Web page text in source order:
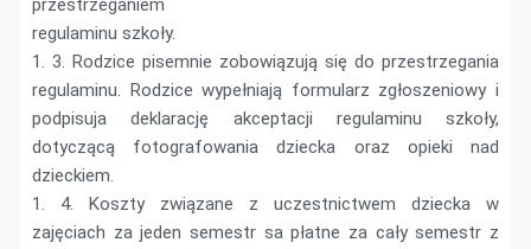
przestrzeganiem
regulaminu szkoły.
1. 3. Rodzice pisemnie zobowiązują się do przestrzegania
regulaminu. Rodzice wypełniają formularz zgłoszeniowy i
podpisuja deklarację akceptacji regulaminu szkoły,
dotyczącą fotografowania dziecka oraz opieki nad
dzieckiem.
1. 4. Koszty związane z uczestnictwem dziecka w
zajęciach za jeden semestr sa płatne za cały semestr z